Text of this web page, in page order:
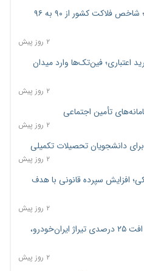
فشار اقتصادی در مسیر صعود؛ شاخص فلاکت کشور از ۹۰ به ۹۶
۲ روز پیش
خرید اعتباری؛ فین‌تک‌ها وارد میدان
۲ روز پیش
۲ روز پیش
برای دانشجویان تحصیلات تکمیلی
۲ روز پیش
افزایش سپرده قانونی با هدف
۲ روز پیش
ترمز تولید خودرو کشیده شد؛ افت ۲۵ درصدی تیراژ ایران‌خودرو،
۲ روز پیش